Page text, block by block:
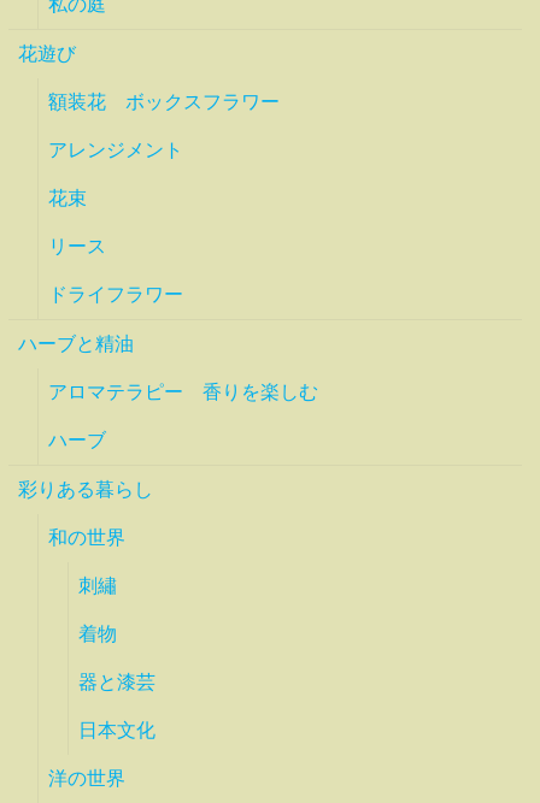
私の庭
花遊び
額装花 ボックスフラワー
アレンジメント
花束
リース
ドライフラワー
ハーブと精油
アロマテラピー 香りを楽しむ
ハーブ
彩りある暮らし
和の世界
刺繡
着物
器と漆芸
日本文化
洋の世界